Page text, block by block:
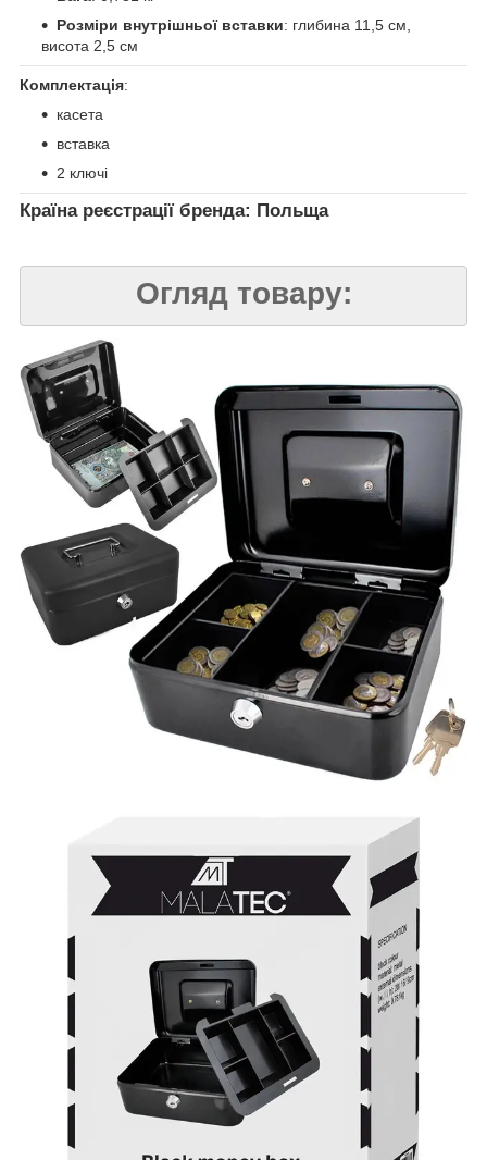
Розміри внутрішньої вставки: глибина 11,5 см,
висота 2,5 см
Комплектація:
касета
вставка
2 ключі
Країна реєстрації бренда: Польща
Огляд товару: